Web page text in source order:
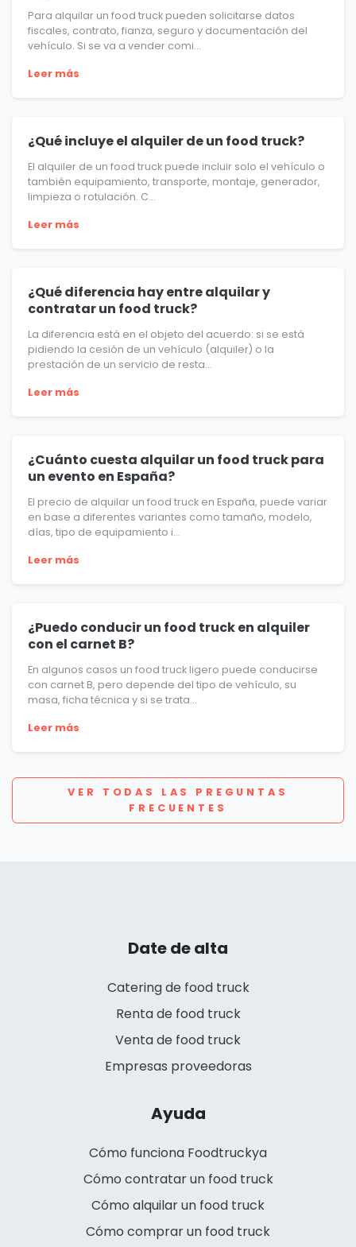
Para alquilar un food truck pueden solicitarse datos
fiscales, contrato, fianza, seguro y documentación del
vehículo. Si se va a vender comi...
Leer más
¿Qué incluye el alquiler de un food truck?
El alquiler de un food truck puede incluir solo el vehículo o
también equipamiento, transporte, montaje, generador,
limpieza o rotulación. C...
Leer más
¿Qué diferencia hay entre alquilar y
contratar un food truck?
La diferencia está en el objeto del acuerdo: si se está
pidiendo la cesión de un vehículo (alquiler) o la
prestación de un servicio de resta...
Leer más
¿Cuánto cuesta alquilar un food truck para
un evento en España?
El precio de alquilar un food truck en España, puede variar
en base a diferentes variantes como tamaño, modelo,
días, tipo de equipamiento i...
Leer más
¿Puedo conducir un food truck en alquiler
con el carnet B?
En algunos casos un food truck ligero puede conducirse
con carnet B, pero depende del tipo de vehículo, su
masa, ficha técnica y si se trata...
Leer más
VER TODAS LAS PREGUNTAS
FRECUENTES
Date de alta
Catering de food truck
Renta de food truck
Venta de food truck
Empresas proveedoras
Ayuda
Cómo funciona Foodtruckya
Cómo contratar un food truck
Cómo alquilar un food truck
Cómo comprar un food truck